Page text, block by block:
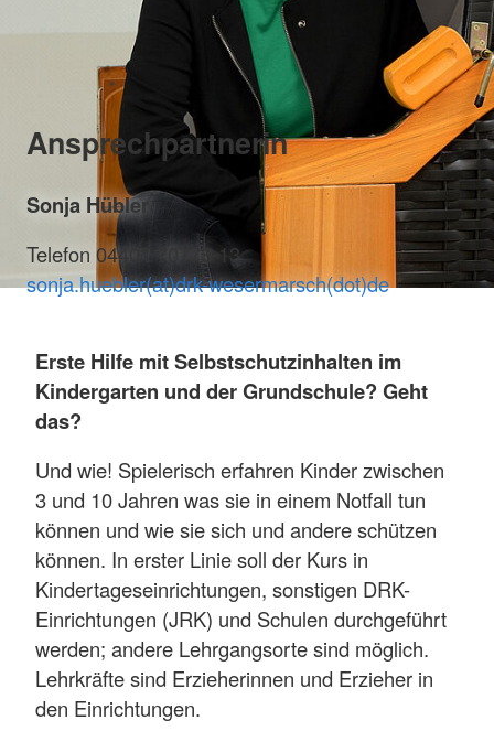
Ansprechpartnerin
Sonja Hübler
Telefon 04401 70778-13
sonja.huebler(at)drk-wesermarsch(dot)de
Erste Hilfe mit Selbstschutzinhalten im
Kindergarten und der Grundschule? Geht
das?
Und wie! Spielerisch erfahren Kinder zwischen
3 und 10 Jahren was sie in einem Notfall tun
können und wie sie sich und andere schützen
können. In erster Linie soll der Kurs in
Kindertageseinrichtungen, sonstigen DRK-
Einrichtungen (JRK) und Schulen durchgeführt
werden; andere Lehrgangsorte sind möglich.
Lehrkräfte sind Erzieherinnen und Erzieher in
den Einrichtungen.